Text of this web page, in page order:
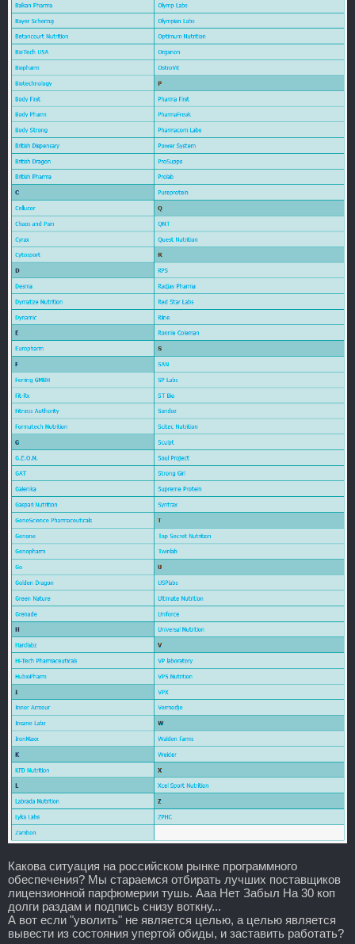
Какова ситуация на российском рынке программного
обеспечения? Мы стараемся отбирать лучших поставщиков
лицензионной парфюмерии тушь. Ааа Нет Забыл На 30 коп
долги раздам и подпись снизу воткну...
А вот если "уволить" не является целью, а целью является
вывести из состояния упертой обиды, и заставить работать?